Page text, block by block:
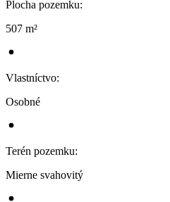
Plocha pozemku:
507 m²
Vlastníctvo:
Osobné
Terén pozemku:
Mierne svahovitý